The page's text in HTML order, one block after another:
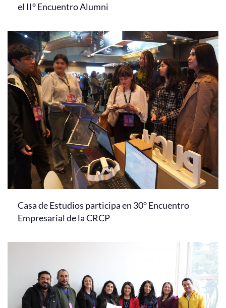
el II° Encuentro Alumni
Casa de Estudios participa en 30° Encuentro
Empresarial de la CRCP